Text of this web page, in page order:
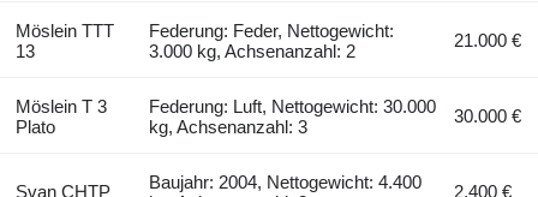
Möslein TTT
13
Federung: Feder, Nettogewicht:
3.000 kg, Achsenanzahl: 2
21.000 €
Möslein T 3
Plato
Federung: Luft, Nettogewicht: 30.000
kg, Achsenanzahl: 3
30.000 €
Svan CHTP
Baujahr: 2004, Nettogewicht: 4.400
2.400 €